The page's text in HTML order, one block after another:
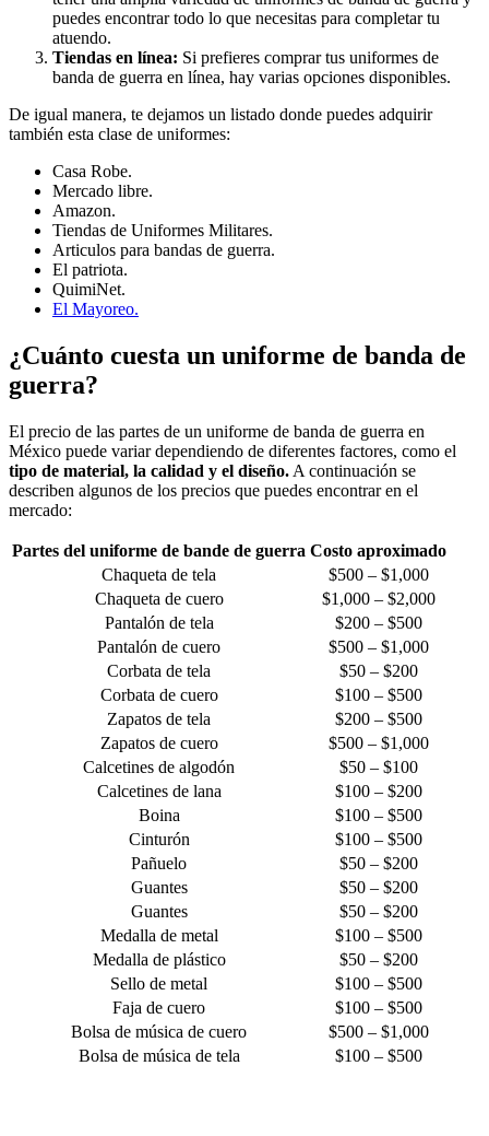
puedes encontrar todo lo que necesitas para completar tu
atuendo.
Tiendas en línea: Si prefieres comprar tus uniformes de
banda de guerra en línea, hay varias opciones disponibles.
De igual manera, te dejamos un listado donde puedes adquirir
también esta clase de uniformes:
Casa Robe.
Mercado libre.
Amazon.
Tiendas de Uniformes Militares.
Articulos para bandas de guerra.
El patriota.
QuimiNet.
El Mayoreo.
¿Cuánto cuesta un uniforme de banda de
guerra?
El precio de las partes de un uniforme de banda de guerra en
México puede variar dependiendo de diferentes factores, como el
tipo de material, la calidad y el diseño. A continuación se
describen algunos de los precios que puedes encontrar en el
mercado:
Partes del uniforme de bande de guerra Costo aproximado
Chaqueta de tela
$500 – $1,000
Chaqueta de cuero
$1,000 – $2,000
Pantalón de tela
$200 – $500
Pantalón de cuero
$500 – $1,000
Corbata de tela
$50 – $200
Corbata de cuero
$100 – $500
Zapatos de tela
$200 – $500
Zapatos de cuero
$500 – $1,000
Calcetines de algodón
$50 – $100
Calcetines de lana
$100 – $200
Boina
$100 – $500
Cinturón
$100 – $500
Pañuelo
$50 – $200
Guantes
$50 – $200
Guantes
$50 – $200
Medalla de metal
$100 – $500
Medalla de plástico
$50 – $200
Sello de metal
$100 – $500
Faja de cuero
$100 – $500
Bolsa de música de cuero
$500 – $1,000
Bolsa de música de tela
$100 – $500